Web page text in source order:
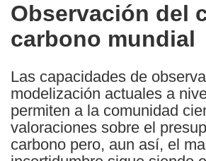
the
following
languages:
Observación del
carbono mundial
Las capacidades de
modelización actuales a
permiten a la comunidad
valoraciones sobre el
carbono pero, aun así, el